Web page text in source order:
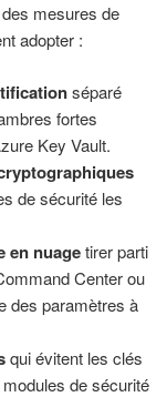
mesures de
adopter :
séparé
fortes
Key Vault.
de sécurité les
en nuagetirer parti
Center ou
des paramètres à
qui évitent les clés
de sécurité